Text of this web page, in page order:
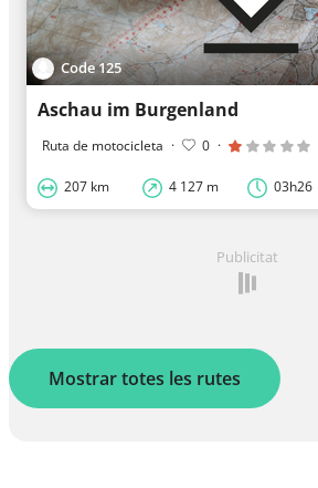
Code 125
Aschau im Burgenland
Ruta de motocicleta · 0 ·
207 km 4 127 m 03h26
Publicitat
Mostrar totes les rutes